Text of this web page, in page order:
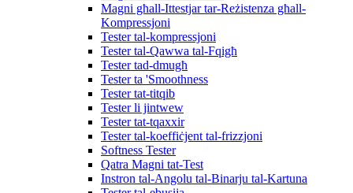
Magni għall-Ittestjar tar-Reżistenza għall-
Kompressjoni
Tester tal-kompressjoni
Tester tal-Qawwa tal-Fqigħ
Tester tad-dmugħ
Tester ta 'Smoothness
Tester tat-titqib
Tester li jintwew
Tester tat-tqaxxir
Tester tal-koeffiċjent tal-frizzjoni
Softness Tester
Qatra Magni tat-Test
Instron tal-Angolu tal-Binarju tal-Kartuna